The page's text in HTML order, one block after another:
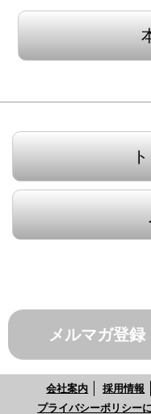
メルマガ登録
会社案内 採用情報
プライバシーポリシー